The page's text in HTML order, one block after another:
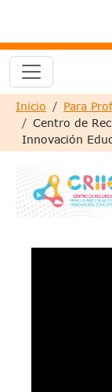
Sobrescribir
Inicio
Para
Centro de
Innovación